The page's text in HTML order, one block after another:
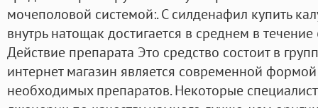
мочеполовой системой:. С силденафил купить
внутрь натощак достигается в среднем в
Действие препарата Это средство состоит в
интернет магазин является современной
необходимых препаратов. Некоторые